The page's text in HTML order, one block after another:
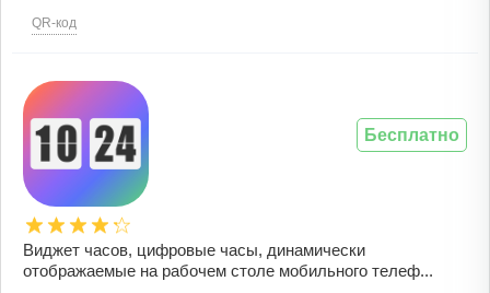
QR-код
Виджет часов, цифровые часы, динамически
отображаемые на рабочем столе мобильного телеф...
Бесплатно